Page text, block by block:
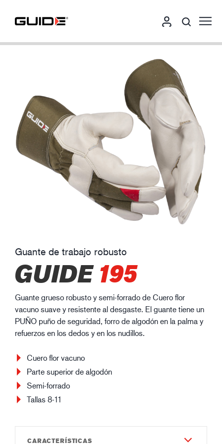
Guante de trabajo robusto
GUIDE195
Guante grueso robusto y semi-forrado de Cuero flor
vacuno suave y resistente al desgaste. El guante tiene un
PUÑO puño de seguridad, forro de algodón en la palma y
refuerzos en los dedos y en los nudillos.
Cuero flor vacuno
Parte superior de algodón
Semi-forrado
Tallas 8-11
CARACTERÍSTICAS